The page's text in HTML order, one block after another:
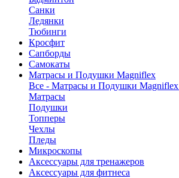
Санки
Ледянки
Тюбинги
Кросфит
Сапборды
Самокаты
Матрасы и Подушки Magniflex
Все - Матрасы и Подушки Magniflex
Матрасы
Подушки
Топперы
Чехлы
Пледы
Микроскопы
Аксессуары для тренажеров
Аксессуары для фитнеса